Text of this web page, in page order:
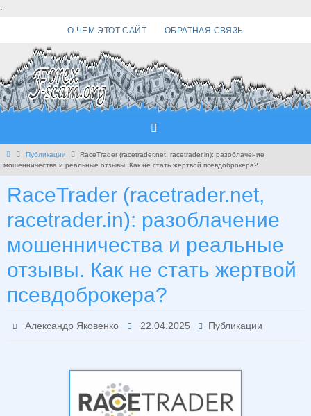
.
О ЧЕМ ЭТОТ САЙТ ОБРАТНАЯ СВЯЗЬ
Главная
Публикации
RaceTrader (racetrader.net, racetrader.in): разоблачение
мошенничества и реальные отзывы. Как не стать жертвой псевдоброкера?
RaceTrader (racetrader.net,
racetrader.in): разоблачение
мошенничества и реальные
отзывы. Как не стать жертвой
псевдоброкера?
Александр Яковенко 22.04.2025 Публикации